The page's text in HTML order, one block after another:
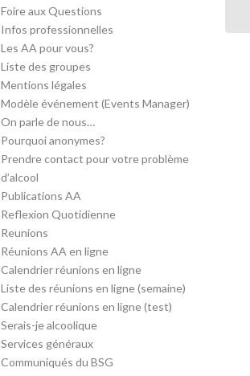
Foire aux Questions
Infos professionnelles
Les AA pour vous?
Liste des groupes
Mentions légales
Modèle événement (Events Manager)
On parle de nous…
Pourquoi anonymes?
Prendre contact pour votre problème
d’alcool
Publications AA
Reflexion Quotidienne
Reunions
Réunions AA en ligne
Calendrier réunions en ligne
Liste des réunions en ligne (semaine)
Calendrier réunions en ligne (test)
Serais-je alcoolique
Services généraux
Communiqués du BSG